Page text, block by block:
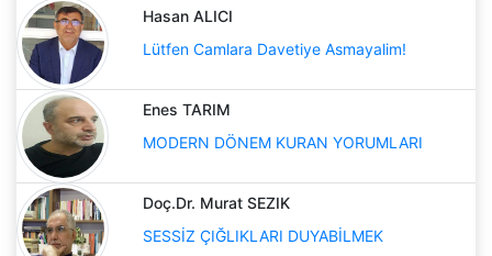
Hasan ALICI
Lütfen Camlara Davetiye Asmayalim!
Enes TARIM
MODERN DÖNEM KURAN YORUMLARI
Doç.Dr. Murat SEZIK
SESSİZ ÇIĞLIKLARI DUYABİLMEK